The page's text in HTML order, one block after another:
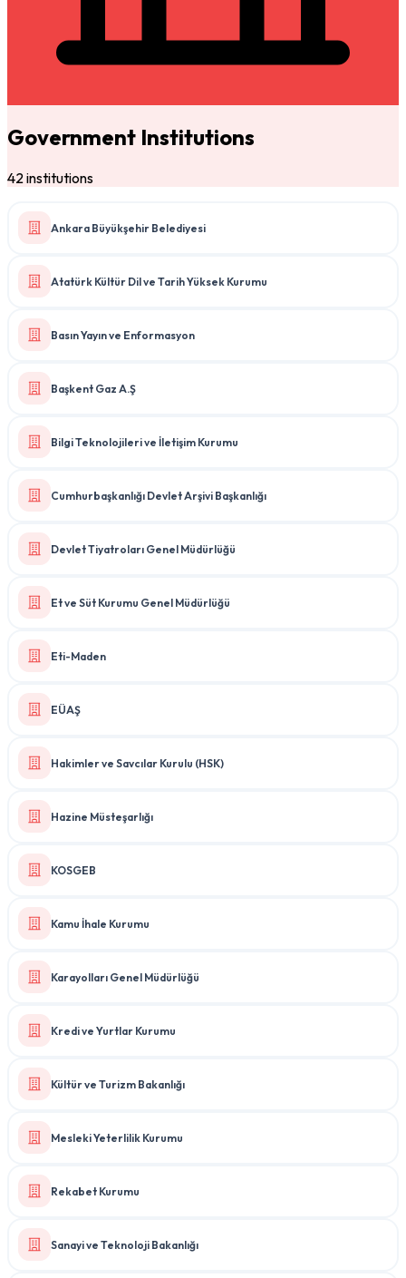
Government Institutions
42 institutions
Ankara Büyükşehir Belediyesi
Atatürk Kültür Dil ve Tarih Yüksek Kurumu
Basın Yayın ve Enformasyon
Başkent Gaz A.Ş
Bilgi Teknolojileri ve İletişim Kurumu
Cumhurbaşkanlığı Devlet Arşivi Başkanlığı
Devlet Tiyatroları Genel Müdürlüğü
Et ve Süt Kurumu Genel Müdürlüğü
Eti-Maden
EÜAŞ
Hakimler ve Savcılar Kurulu (HSK)
Hazine Müsteşarlığı
KOSGEB
Kamu İhale Kurumu
Karayolları Genel Müdürlüğü
Kredi ve Yurtlar Kurumu
Kültür ve Turizm Bakanlığı
Mesleki Yeterlilik Kurumu
Rekabet Kurumu
Sanayi ve Teknoloji Bakanlığı